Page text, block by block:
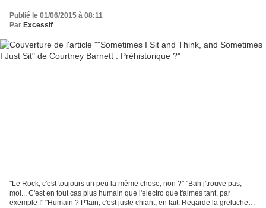
Publié le 01/06/2015 à 08:11
Par Excessif
"Le Rock, c'est toujours un peu la même chose, non ?" "Bah j'trouve pas,
moi... C'est en tout cas plus humain que l'electro que t'aimes tant, par
exemple !" "Humain ? P'tain, c'est juste chiant, en fait. Regarde la greluche